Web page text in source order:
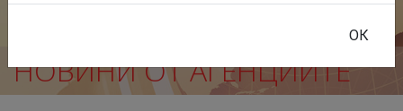
НОВИНИ ОТ АГЕНЦИИТЕ
ОК